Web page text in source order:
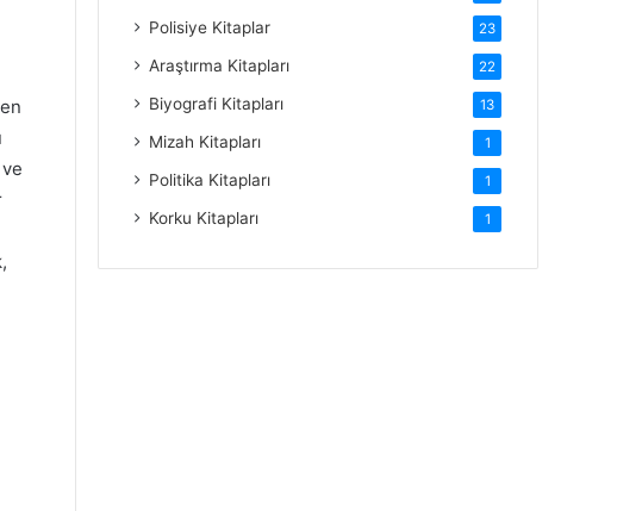
Polisiye Kitaplar 23
Araştırma Kitapları 22
Biyografi Kitapları 13
Mizah Kitapları 1
Politika Kitapları 1
Korku Kitapları 1